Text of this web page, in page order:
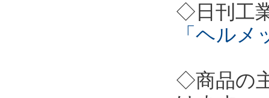
◇日刊工
「ヘル
◇商品の